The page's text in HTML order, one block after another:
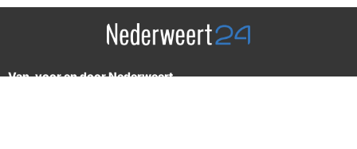
Van, voor en door Nederweert